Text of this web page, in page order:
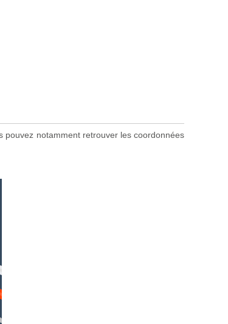
pouvez notamment retrouver les coordonnées